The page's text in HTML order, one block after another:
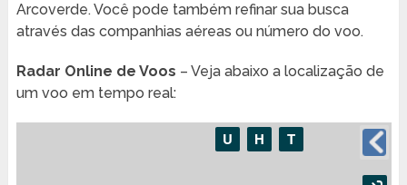
Arcoverde. Você pode também refinar sua busca
através das companhias aéreas ou número do voo.
Radar Online de Voos – Veja abaixo a localização de
um voo em tempo real: